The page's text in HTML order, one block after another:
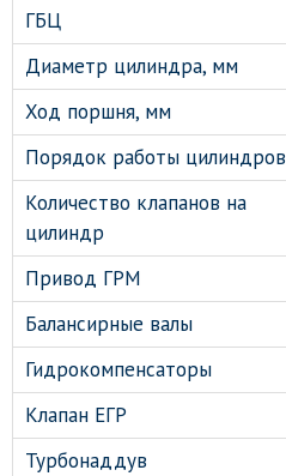
ГБЦ
Диаметр цилиндра, мм
Ход поршня, мм
Порядок работы цилиндров
Количество клапанов на
цилиндр
Привод ГРМ
Балансирные валы
Гидрокомпенсаторы
Клапан ЕГР
Турбонаддув